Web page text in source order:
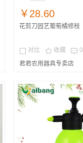
￥28.60
花剪刀园艺葡萄橘修枝
对比  收藏  0
君君农用器具专卖店